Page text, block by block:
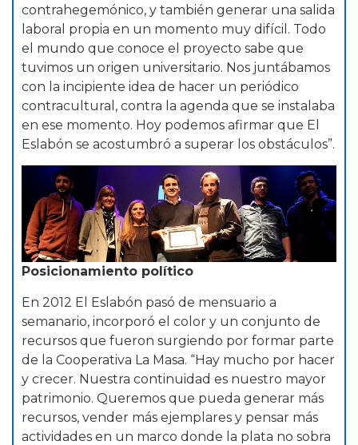
contrahegemónico, y también generar una salida
laboral propia en un momento muy difícil. Todo
el mundo que conoce el proyecto sabe que
tuvimos un origen universitario. Nos juntábamos
con la incipiente idea de hacer un periódico
contracultural, contra la agenda que se instalaba
en ese momento. Hoy podemos afirmar que El
Eslabón se acostumbró a superar los obstáculos”.
Posicionamiento político
En 2012 El Eslabón pasó de mensuario a
semanario, incorporó el color y un conjunto de
recursos que fueron surgiendo por formar parte
de la Cooperativa La Masa. “Hay mucho por hacer
y crecer. Nuestra continuidad es nuestro mayor
patrimonio. Queremos que pueda generar más
recursos, vender más ejemplares y pensar más
actividades en un marco donde la plata no sobra